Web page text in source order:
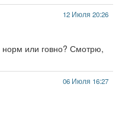
12 Июля 20:26
норм или говно? Смотрю,
06 Июля 16:27